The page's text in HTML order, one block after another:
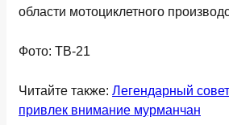
области мотоциклетного
Фото: ТВ-21
Читайте также: Легендарный
привлек внимание мурманчан